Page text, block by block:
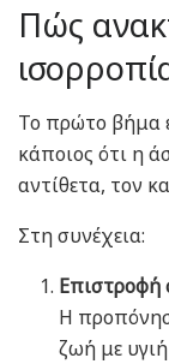
Πώς
Το πρώτο βήμα
κάποιος ότι η
αντίθετα, τον
Στη συνέχεια:
Επιστροφή
Η
ζωή με